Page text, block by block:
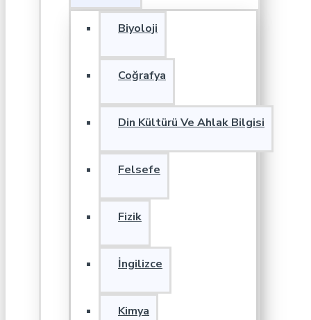
Biyoloji
Coğrafya
Din Kültürü Ve Ahlak Bilgisi
Felsefe
Fizik
İngilizce
Kimya